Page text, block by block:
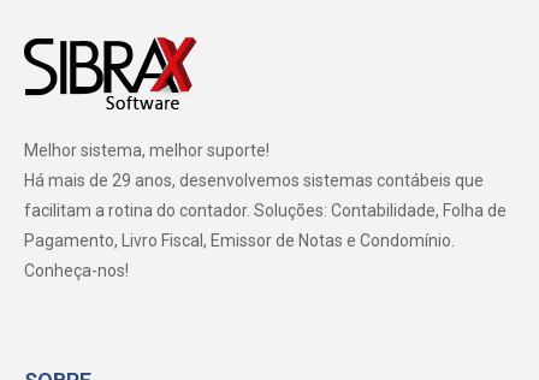
Melhor sistema, melhor suporte!
Há mais de 29 anos, desenvolvemos sistemas contábeis que
facilitam a rotina do contador. Soluções: Contabilidade, Folha de
Pagamento, Livro Fiscal, Emissor de Notas e Condomínio.
Conheça-nos!